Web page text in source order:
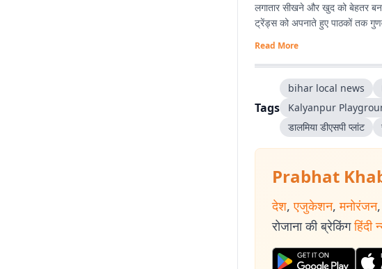
लगातार सीखने और खुद को बेहतर
ट्रेंड्स को अपनाते हुए पाठकों तक
Read More
Tags
bihar local news
Kalyanpur
डालमिया डीएसपी प्लांट
Prabhat
देश, एजुकेशन, मनोरंजन,
रोजाना की ब्रेकिंग हिंदी